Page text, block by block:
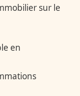
sur le
en